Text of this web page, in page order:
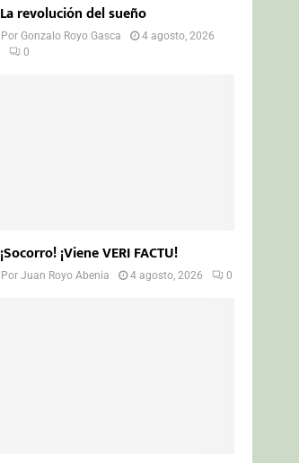
La revolución del sueño
PorGonzalo Royo Gasca
4 agosto, 2026
0
¡Socorro! ¡Viene VERI FACTU!
PorJuan Royo Abenia 4 agosto, 2026 0